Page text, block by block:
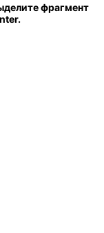
фрагмент